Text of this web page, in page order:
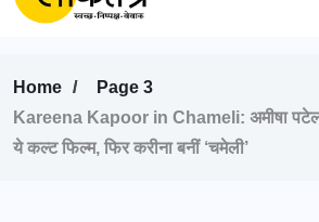
Home
Page 3
Kareena Kapoor in Chameli: अमीषा पटेल
ये कल्ट फिल्म, फिर करीना बनीं ‘चमेली’